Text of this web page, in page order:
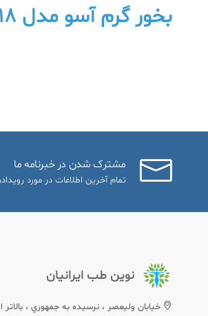
بخور گرم آسو مدل MF2018
مشترک شدن در خبرنامه ما
تمام آخرین اطلاعات در مورد
نوین طب ایرانیان
خيابان وليعصر ، نرسيده به جمهوري ،